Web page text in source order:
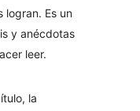
logran. Es un
y anécdotas
leer.
la